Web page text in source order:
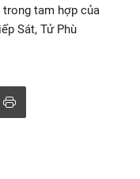
tam hợp của
Sát, Tử Phù